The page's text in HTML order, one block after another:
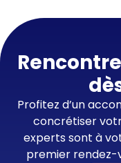
Profitez d’un
concrétiser
experts sont à
premier rendez-